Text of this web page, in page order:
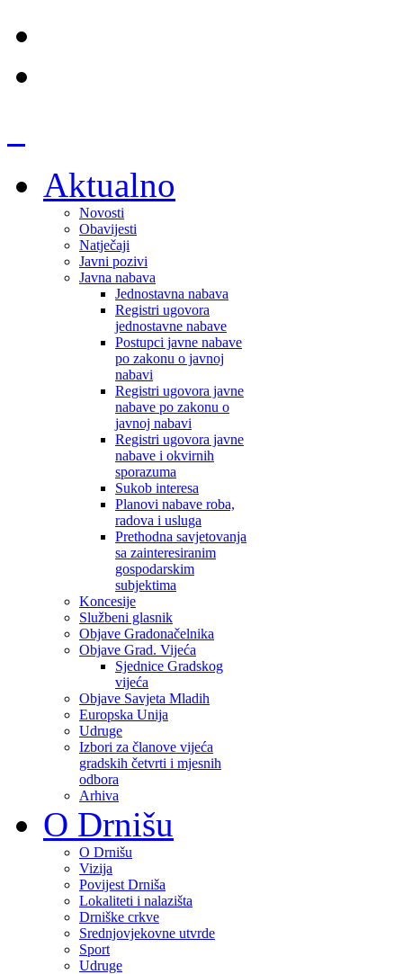
Aktualno
Novosti
Obavijesti
Natječaji
Javni pozivi
Javna nabava
Jednostavna nabava
Registri ugovora
jednostavne nabave
Postupci javne nabave
po zakonu o javnoj
nabavi
Registri ugovora javne
nabave po zakonu o
javnoj nabavi
Registri ugovora javne
nabave i okvirnih
sporazuma
Sukob interesa
Planovi nabave roba,
radova i usluga
Prethodna savjetovanja
sa zainteresiranim
gospodarskim
subjektima
Koncesije
Službeni glasnik
Objave Gradonačelnika
Objave Grad. Vijeća
Sjednice Gradskog
vijeća
Objave Savjeta Mladih
Europska Unija
Udruge
Izbori za članove vijeća
gradskih četvrti i mjesnih
odbora
Arhiva
O Drnišu
O Drnišu
Vizija
Povijest Drniša
Lokaliteti i nalazišta
Drniške crkve
Srednjovjekovne utvrde
Sport
Udruge